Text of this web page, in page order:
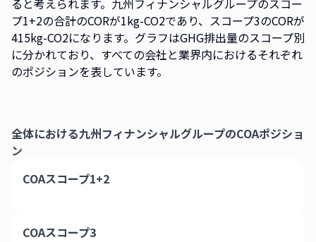
ると考えられます。九州フィナンシャルグループのスコー
プ1+2の合計のCORが1kg-CO2であり、スコープ3のCORが
415kg-CO2になります。グラフはGHG排出量のスコープ別
に分かれており、すべての会社と業界内におけるそれぞれ
のポジションを表しています。
全体における九州フィナンシャルグループのCOAポジショ
ン
COAスコープ1+2
COAスコープ3